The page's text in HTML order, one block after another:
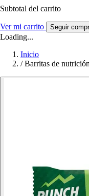
Subtotal del carrito
Ver mi carrito Seguir
Loading...
Inicio
/ Barritas de